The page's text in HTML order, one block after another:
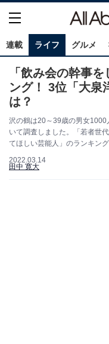
連載 ライフ グルメ
「飲み会の幹事
ング！ 3位「大泉
は？
沢の鶴は20～39歳の男女1000
いて調査しました。「若者世
てほしい芸能人」のランキン
2022.03.14
田中 寛大